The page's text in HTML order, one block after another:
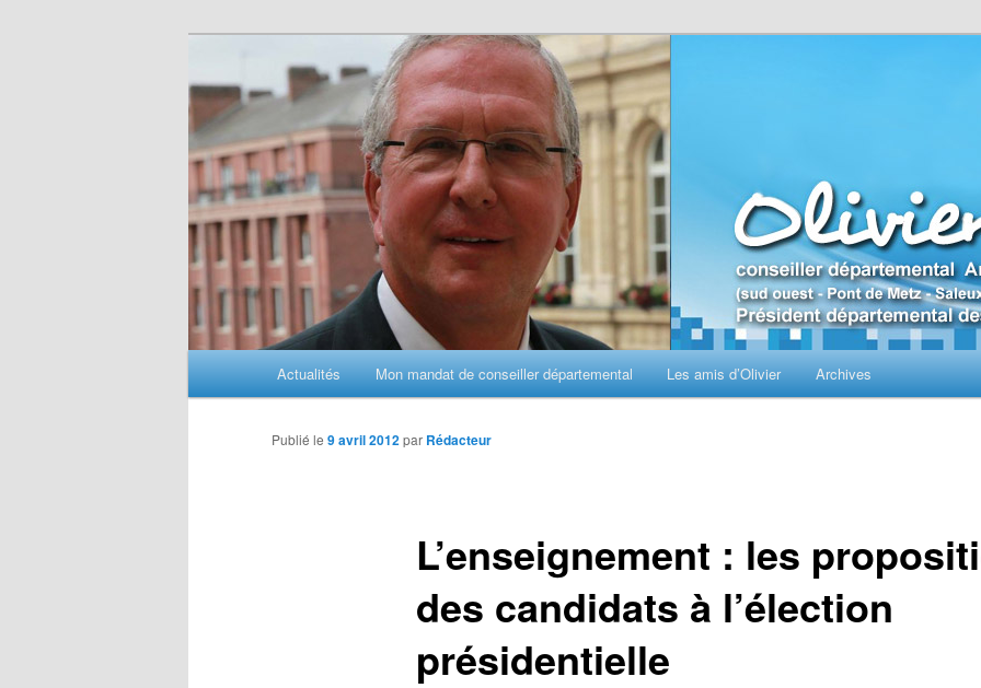
M
e
Actualités Mon mandat de conseiller départemental Les amis d’Olivier Archives
L’enseignement : les
des candidats à l’élection
présidentielle
Publié le 9 avril 2012par Rédacteur